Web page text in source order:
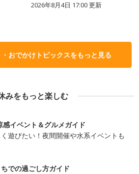
2026年8月4日 17:00更新
おでかけトピックスをもっと見る
みをもっと楽しむ
感イベント＆グルメガイド
遊びたい！夜間開催や水系イベントも
での過ごし方ガイド